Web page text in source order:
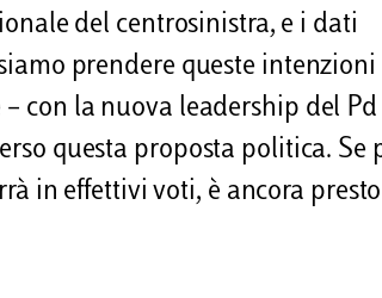
del centrosinistra, e i dati
prendere queste intenzioni
con la nuova leadership del Pd
questa proposta politica. Se
in effettivi voti, è ancora